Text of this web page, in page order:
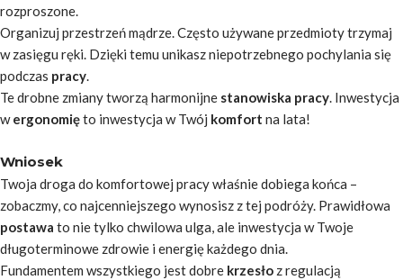
rozproszone.
Organizuj przestrzeń mądrze. Często używane przedmioty trzymaj
w zasięgu ręki. Dzięki temu unikasz niepotrzebnego pochylania się
podczas pracy.
Te drobne zmiany tworzą harmonijne stanowiska pracy. Inwestycja
wergonomięto inwestycja w Twój komfort na lata!
Wniosek
Twoja droga do komfortowej pracy właśnie dobiega końca –
zobaczmy, co najcenniejszego wynosisz z tej podróży. Prawidłowa
postawa to nie tylko chwilowa ulga, ale inwestycja w Twoje
długoterminowe zdrowie i energię każdego dnia.
Fundamentem wszystkiego jest dobre krzesło z regulacją